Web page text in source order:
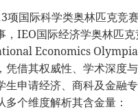
项国际科学类奥林匹克竞
，IEO国际经济学奥林匹克
Economics
凭借其权威性、学术深度
生申请经济、商科及金融
多个维度解析其含金量：